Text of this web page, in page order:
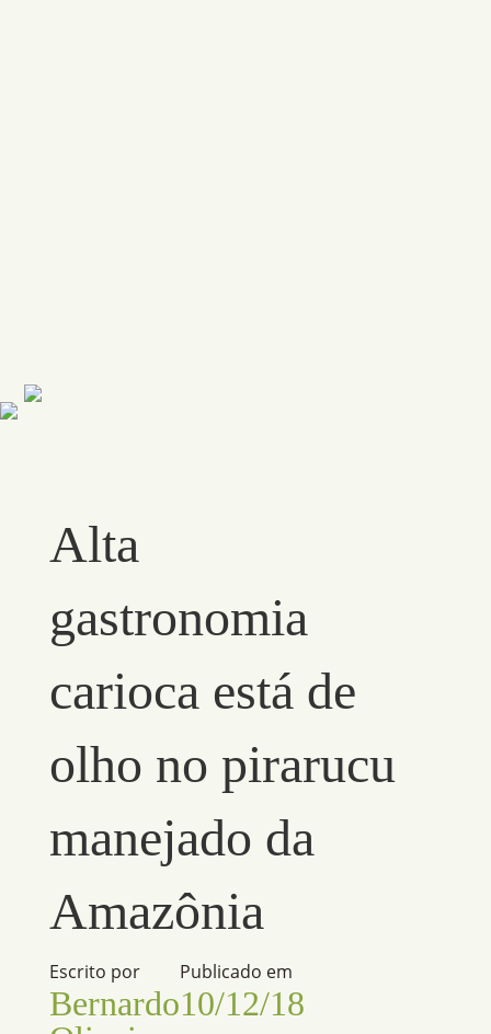
Alta
gastronomia
carioca está de
olho no pirarucu
manejado da
Amazônia
Escrito por
Bernardo
Publicado em
10/12/18